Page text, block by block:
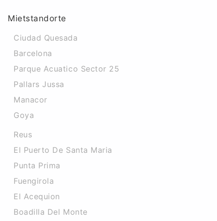
Mietstandorte
Ciudad Quesada
Barcelona
Parque Acuatico Sector 25
Pallars Jussa
Manacor
Goya
Reus
El Puerto De Santa Maria
Punta Prima
Fuengirola
El Acequion
Boadilla Del Monte